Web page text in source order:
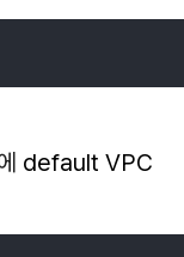
default VPC